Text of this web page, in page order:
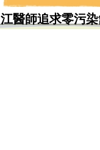
江醫師追求零污